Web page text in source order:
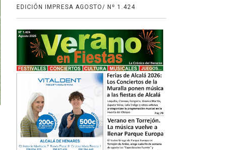
EDICIÓN IMPRESA AGOSTO/ Nº 1.424